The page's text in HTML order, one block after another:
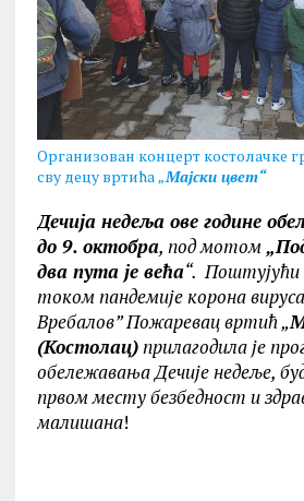
Организован концерт костолачке
сву децу вртића „Мајски цвет“
Дечија недеља ове године
до 9. октобра, под мотом
два пута је већа“. Поштујући
током пандемије корона
Вребалов”Пожаревацвртић „
(Костолац)прилагодила је
обележавања Дечије недеље,
првом месту безбедност и
малишана!